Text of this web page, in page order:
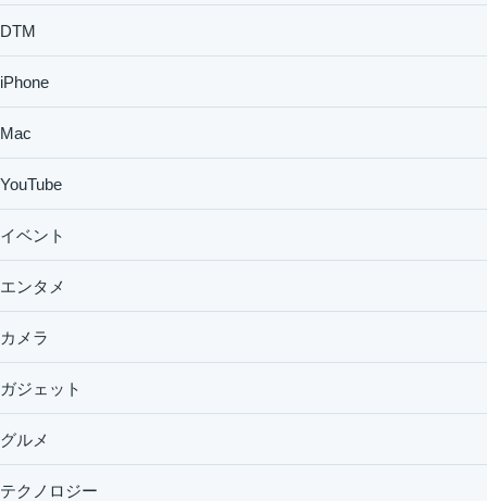
DTM
iPhone
Mac
YouTube
イベント
エンタメ
カメラ
ガジェット
グルメ
テクノロジー